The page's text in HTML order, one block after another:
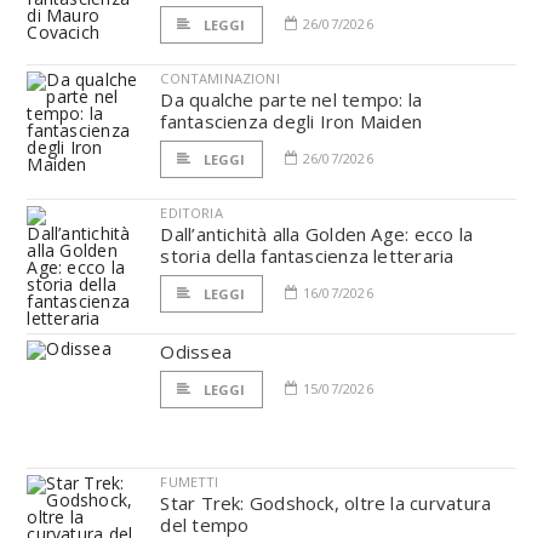
LEGGI 26/07/2026
CONTAMINAZIONI
Da qualche parte nel tempo: la
fantascienza degli Iron Maiden
LEGGI 26/07/2026
EDITORIA
Dall’antichità alla Golden Age: ecco la
storia della fantascienza letteraria
LEGGI 16/07/2026
Odissea
LEGGI 15/07/2026
FUMETTI
Star Trek: Godshock, oltre la curvatura
del tempo